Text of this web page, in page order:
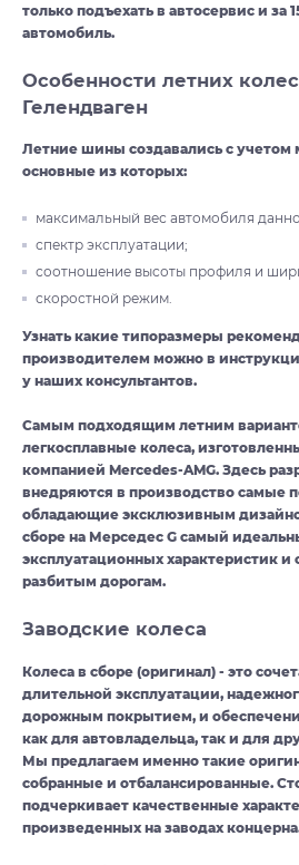
только подъехать в автосервис и за
автомобиль.
Особенности летних
Гелендваген
Летние шины создавались с учетом
основные из которых:
максимальный вес автомобиля
спектр эксплуатации;
соотношение высоты профиля и
скоростной режим.
Узнать какие типоразмеры
производителем можно в
у наших консультантов.
Самым подходящим летним
легкосплавные колеса,
компанией Mercedes-AMG. Здесь
внедряются в производство самые
обладающие эксклюзивным
сборе на Мерседес G самый
эксплуатационных характеристик
разбитым дорогам.
Заводские колеса
Колеса в сборе (оригинал) - это
длительной эксплуатации,
дорожным покрытием, и
как для автовладельца, так и для
Мы предлагаем именно такие
собранные и отбалансированные.
подчеркивает качественные
произведенных на заводах